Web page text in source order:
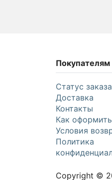
Покупателям
Статус заказа
Доставка
Контакты
Как
Условия
Политика
Copyright ©